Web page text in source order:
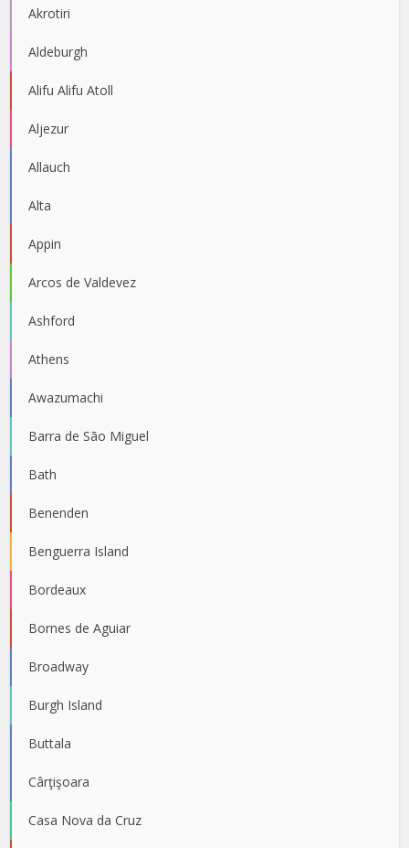
Akrotiri
Aldeburgh
Alifu Alifu Atoll
Aljezur
Allauch
Alta
Appin
Arcos de Valdevez
Ashford
Athens
Awazumachi
Barra de São Miguel
Bath
Benenden
Benguerra Island
Bordeaux
Bornes de Aguiar
Broadway
Burgh Island
Buttala
Cârţişoara
Casa Nova da Cruz